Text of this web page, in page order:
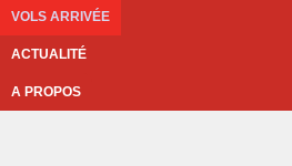
VOLS ARRIVÉE
ACTUALITÉ
A PROPOS